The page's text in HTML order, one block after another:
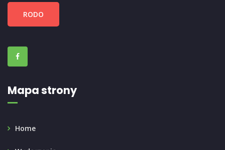
RODO
Mapa strony
Home